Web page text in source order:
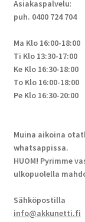
Asiakaspalvelu:
puh. 0400 724 704
Ma Klo 16:00-18:00
Ti Klo 13:30-17:00
Ke Klo 16:30-18:00
To Klo 16:00-18:00
Pe Klo 16:30-20:00
Muina aikoina
whatsappissa.
HUOM! Pyrimme
ulkopuolella
Sähköpostilla
info@akkunetti.fi